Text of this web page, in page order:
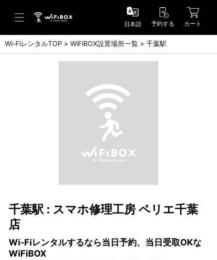
ヘルプ／お問い合わせ
Help Center(FAQ)(English)
日本語 予約する カート
Wi-FiレンタルTOP WiFiBOX設置場所一覧 千葉駅
千葉駅 : スマホ修理工房 ペリエ千葉
店
Wi-Fiレンタルするなら当日予約、当日受取OKな
WiFiBOX